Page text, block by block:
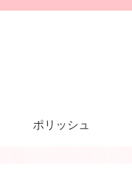
ポリッシュ